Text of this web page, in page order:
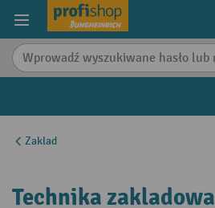
content
Zaklad
Technika zakladowa